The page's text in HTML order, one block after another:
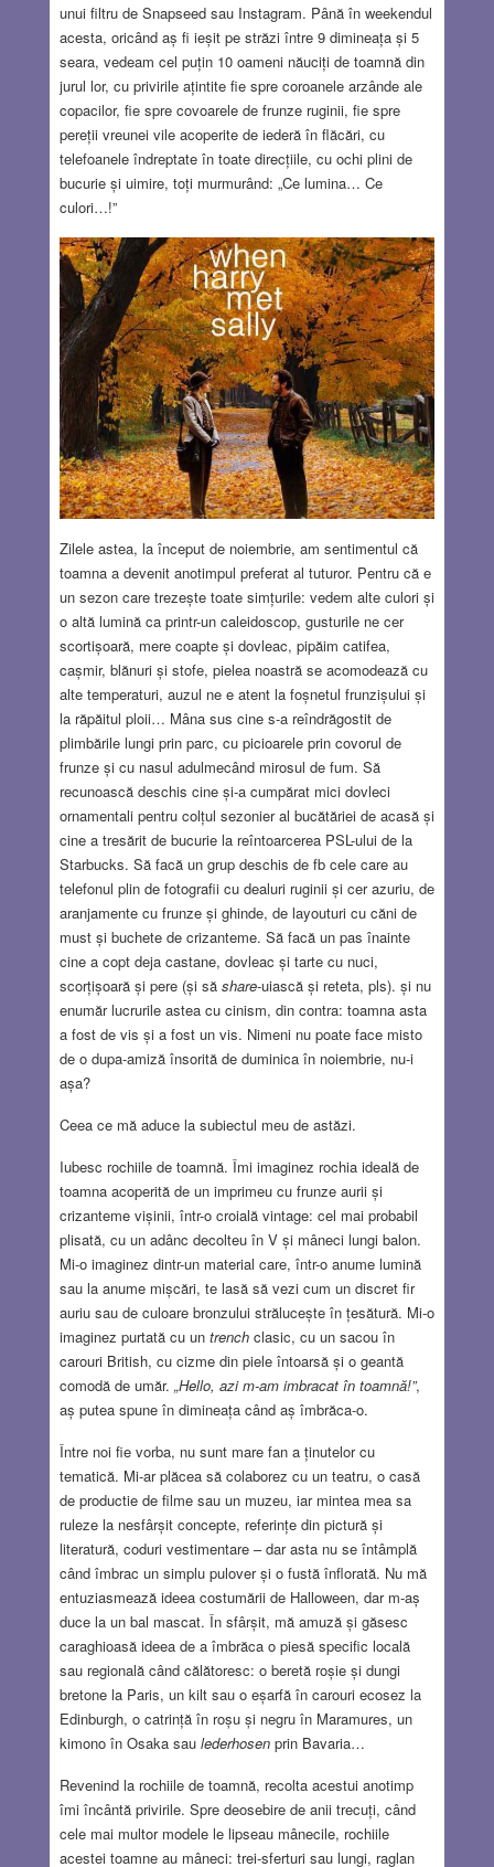
unui filtru de Snapseed sau Instagram. Până în weekendul
acesta, oricând aș fi ieșit pe străzi între 9 dimineața și 5
seara, vedeam cel puțin 10 oameni năuciți de toamnă din
jurul lor, cu privirile ațintite fie spre coroanele arzânde ale
copacilor, fie spre covoarele de frunze ruginii, fie spre
pereții vreunei vile acoperite de iederă în flăcări, cu
telefoanele îndreptate în toate direcțiile, cu ochi plini de
bucurie și uimire, toți murmurând: „Ce lumina… Ce
culori…!”
Zilele astea, la început de noiembrie, am sentimentul că
toamna a devenit anotimpul preferat al tuturor. Pentru că e
un sezon care trezește toate simțurile: vedem alte culori și
o altă lumină ca printr-un caleidoscop, gusturile ne cer
scortișoară, mere coapte și dovleac, pipăim catifea,
cașmir, blănuri și stofe, pielea noastră se acomodează cu
alte temperaturi, auzul ne e atent la foșnetul frunzișului și
la răpăitul ploii… Mâna sus cine s-a reîndrăgostit de
plimbările lungi prin parc, cu picioarele prin covorul de
frunze și cu nasul adulmecând mirosul de fum. Să
recunoască deschis cine și-a cumpărat mici dovleci
ornamentali pentru colțul sezonier al bucătăriei de acasă și
cine a tresărit de bucurie la reîntoarcerea PSL-ului de la
Starbucks. Să facă un grup deschis de fb cele care au
telefonul plin de fotografii cu dealuri ruginii și cer azuriu, de
aranjamente cu frunze și ghinde, de layouturi cu căni de
must și buchete de crizanteme. Să facă un pas înainte
cine a copt deja castane, dovleac și tarte cu nuci,
scorțișoară și pere (și să share-uiască și reteta, pls). și nu
enumăr lucrurile astea cu cinism, din contra: toamna asta
a fost de vis și a fost un vis. Nimeni nu poate face misto
de o dupa-amiză însorită de duminica în noiembrie, nu-i
așa?
Ceea ce mă aduce la subiectul meu de astăzi.
Iubesc rochiile de toamnă. Îmi imaginez rochia ideală de
toamna acoperită de un imprimeu cu frunze aurii și
crizanteme vișinii, într-o croială vintage: cel mai probabil
plisată, cu un adânc decolteu în V și mâneci lungi balon.
Mi-o imaginez dintr-un material care, într-o anume lumină
sau la anume mișcări, te lasă să vezi cum un discret fir
auriu sau de culoare bronzului strălucește în țesătură. Mi-o
imaginez purtată cu un trenchclasic, cu un sacou în
carouri British, cu cizme din piele întoarsă și o geantă
comodă de umăr. „Hello, azi m-am imbracat în toamnă!”,
aș putea spune în dimineața când aș îmbrăca-o.
Între noi fie vorba, nu sunt mare fan a ținutelor cu
tematică. Mi-ar plăcea să colaborez cu un teatru, o casă
de productie de filme sau un muzeu, iar mintea mea sa
ruleze la nesfârșit concepte, referințe din pictură și
literatură, coduri vestimentare – dar asta nu se întâmplă
când îmbrac un simplu pulover și o fustă înflorată. Nu mă
entuziasmează ideea costumării de Halloween, dar m-aș
duce la un bal mascat. În sfârșit, mă amuză și găsesc
caraghioasă ideea de a îmbrăca o piesă specific locală
sau regională când călătoresc: o beretă roșie și dungi
bretone la Paris, un kilt sau o eșarfă în carouri ecosez la
Edinburgh, o catrință în roșu și negru în Maramures, un
kimono în Osaka sau lederhosenprin Bavaria…
Revenind la rochiile de toamnă, recolta acestui anotimp
îmi încântă privirile. Spre deosebire de anii trecuți, când
cele mai multor modele le lipseau mânecile, rochiile
acestei toamne au mâneci: trei-sferturi sau lungi, raglan